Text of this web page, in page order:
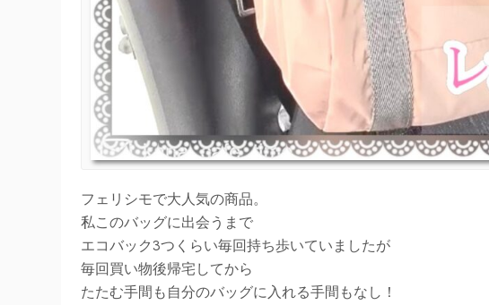
フェリシモで大人気の商品。
私このバッグに出会うまで
エコバック3つくらい毎回持ち歩いていましたが
毎回買い物後帰宅してから
たたむ手間も自分のバッグに入れる手間もなし！